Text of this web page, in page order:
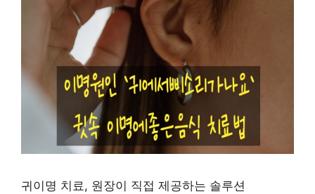
귀이명 치료, 원장이 직접 제공하는 솔루션